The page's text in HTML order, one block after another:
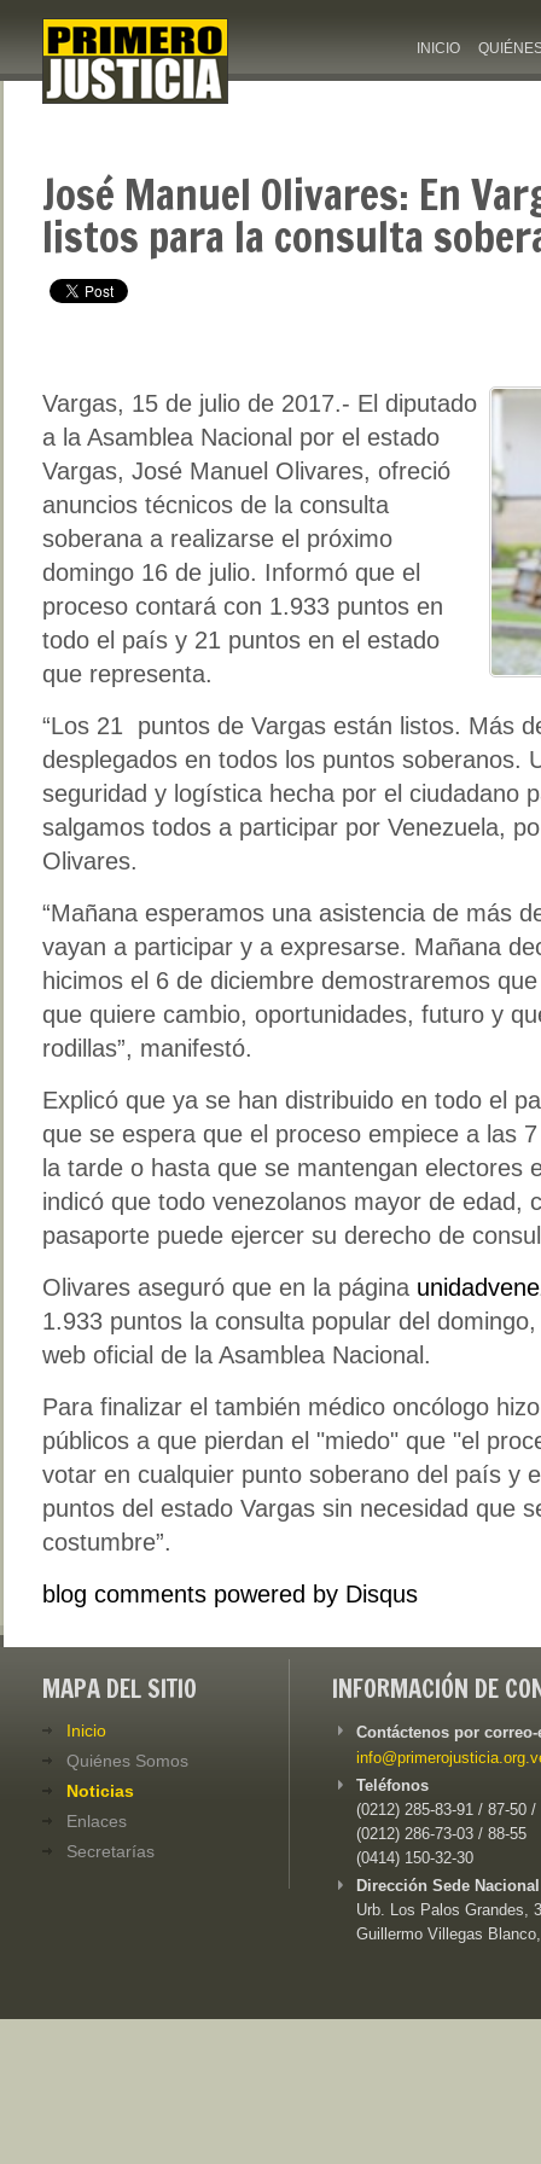
INICIO
José Manuel Olivares: En
listos para la consulta
Vargas, 15 de julio de 2017.- El diputado
a la Asamblea Nacional por el estado
Vargas, José Manuel Olivares, ofreció
anuncios técnicos de la consulta
soberana a realizarse el próximo
domingo 16 de julio. Informó que el
proceso contará con 1.933 puntos en
todo el país y 21 puntos en el estado
que representa.
“Los 21 puntos de Vargas están listos. Más
desplegados en todos los puntos soberanos.
seguridad y logística hecha por el ciudadano
salgamos todos a participar por Venezuela,
Olivares.
“Mañana esperamos una asistencia de más
vayan a participar y a expresarse. Mañana
hicimos el 6 de diciembre demostraremos
que quiere cambio, oportunidades, futuro y
rodillas”, manifestó.
Explicó que ya se han distribuido en todo el
que se espera que el proceso empiece a las
la tarde o hasta que se mantengan electores
indicó que todo venezolanos mayor de edad,
pasaporte puede ejercer su derecho de
Olivares aseguró que en la página
1.933 puntos la consulta popular del
web oficial de la Asamblea Nacional.
Para finalizar el también médico oncólogo
públicos a que pierdan el "miedo" que "el
votar en cualquier punto soberano del país y
puntos del estado Vargas sin necesidad que
costumbre”.
blog comments powered by Disqus
MAPA DEL SITIO
Inicio
Quiénes Somos
Noticias
Enlaces
Secretarías
INFORMACIÓN DE
Contáctenos por
Teléfonos
(0212) 285-83-91 / 87-50 /
(0212) 286-73-03 / 88-55
(0414) 150-32-30
Dirección Sede
Urb. Los Palos Grandes,
Guillermo Villegas